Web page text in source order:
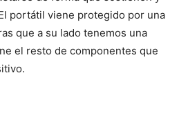
portátil viene protegido por una
que a su lado tenemos una
el resto de componentes que